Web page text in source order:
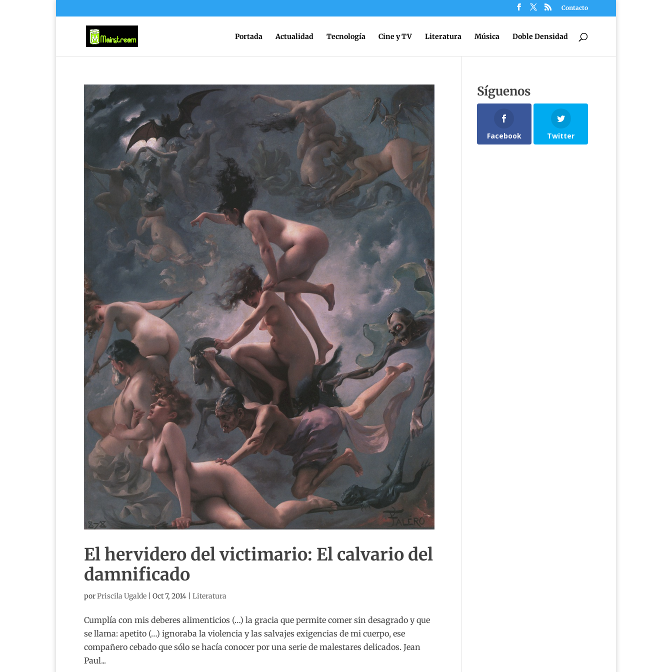
Contacto
Portada Actualidad Tecnología Cine y TV Literatura Música Doble Densidad
El hervidero del victimario: El calvario del
damnificado
porPriscila Ugalde Oct 7, 2014 Literatura
Cumplía con mis deberes alimenticios (…) la gracia que permite comer sin desagrado y que
se llama: apetito (…) ignoraba la violencia y las salvajes exigencias de mi cuerpo, ese
compañero cebado que sólo se hacía conocer por una serie de malestares delicados. Jean
Paul...
Síguenos
Facebook Twitter